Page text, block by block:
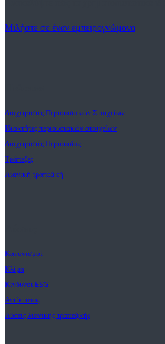
Ανακαλύψτε πώς τα χρηματοπιστωτικά
Μιλήστε σε έναν εμπειρογνώμονα
Διαχειριστές Περιουσιακών Στοιχείων
Ιδιοκτήτες περιουσιακών στοιχείων
Διαχειριστές Περιουσίας
Τράπεζες
Λιανική τραπεζική
Κανονισμοί
Κλίμα
Κίνδυνοι ESG
Αντίκτυπος
Λύσεις λιανικής τραπεζικής